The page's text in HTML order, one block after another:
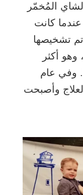
المُخمّر
في عام 2014، عندما كانت
تشخيصها
وهو أكثر
وفي عام
وأصبحت